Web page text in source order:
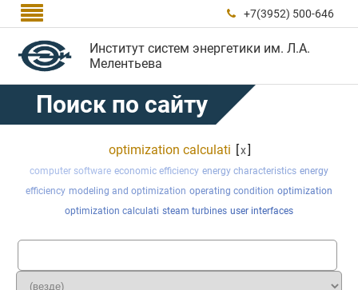
  +7(3952) 500-646
Институт систем энергетики им. Л.А.
Мелентьева
Поиск по сайту
optimization calculati [x]
computer software economic efficiency energy characteristics energy
efficiency modeling and optimization operating condition optimization
optimization calculati steam turbines user interfaces